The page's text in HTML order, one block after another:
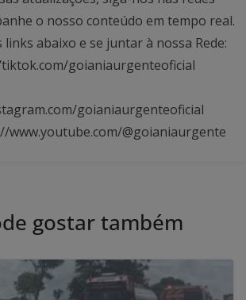
o nosso conteúdo em tempo real.
links abaixo e se juntar à nossa Rede:
goianiaurgenteoficial
goianiaurgenteoficial
www.youtube.com/@goianiaurgente
gostar também